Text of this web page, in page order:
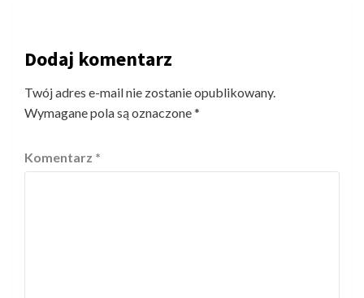
Dodaj komentarz
Twój adres e-mail nie zostanie opublikowany.
Wymagane pola są oznaczone*
Komentarz *